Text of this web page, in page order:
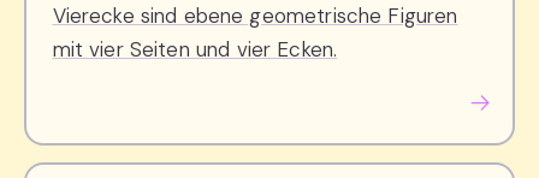
Vierecke sind ebene geometrische Figuren
mit vier Seiten und vier Ecken.